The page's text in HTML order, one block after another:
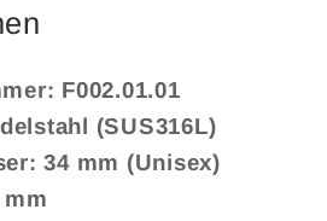
F002.01.01
(SUS316L)
34 mm (Unisex)
mm